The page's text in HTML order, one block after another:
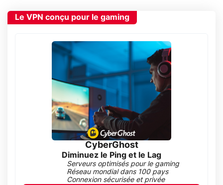
Le VPN conçu pour le gaming
CyberGhost
Diminuez le Ping et le Lag
Serveurs optimisés pour le gaming
Réseau mondial dans 100 pays
Connexion sécurisée et privée